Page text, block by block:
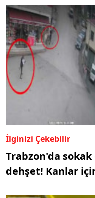
İlginizi Çekebilir
Trabzon'da sokak
dehşet! Kanlar